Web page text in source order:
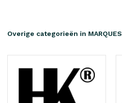
Overige categorieën in MARQUES